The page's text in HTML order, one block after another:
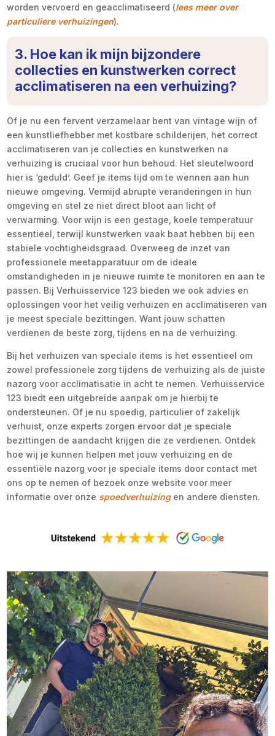
worden vervoerd en geacclimatiseerd (lees meer over
particuliere verhuizingen).
3. Hoe kan ik mijn bijzondere
collecties en kunstwerken correct
acclimatiseren na een verhuizing?
Of je nu een fervent verzamelaar bent van vintage wijn of
een kunstliefhebber met kostbare schilderijen, het correct
acclimatiseren van je collecties en kunstwerken na
verhuizing is cruciaal voor hun behoud. Het sleutelwoord
hier is ‘geduld’. Geef je items tijd om te wennen aan hun
nieuwe omgeving. Vermijd abrupte veranderingen in hun
omgeving en stel ze niet direct bloot aan licht of
verwarming. Voor wijn is een gestage, koele temperatuur
essentieel, terwijl kunstwerken vaak baat hebben bij een
stabiele vochtigheidsgraad. Overweeg de inzet van
professionele meetapparatuur om de ideale
omstandigheden in je nieuwe ruimte te monitoren en aan te
passen. Bij Verhuisservice 123 bieden we ook advies en
oplossingen voor het veilig verhuizen en acclimatiseren van
je meest speciale bezittingen. Want jouw schatten
verdienen de beste zorg, tijdens en na de verhuizing.
Bij het verhuizen van speciale items is het essentieel om
zowel professionele zorg tijdens de verhuizing als de juiste
nazorg voor acclimatisatie in acht te nemen. Verhuisservice
123 biedt een uitgebreide aanpak om je hierbij te
ondersteunen. Of je nu spoedig, particulier of zakelijk
verhuist, onze experts zorgen ervoor dat je speciale
bezittingen de aandacht krijgen die ze verdienen. Ontdek
hoe wij je kunnen helpen met jouw verhuizing en de
essentiële nazorg voor je speciale items door contact met
ons op te nemen of bezoek onze website voor meer
informatie over onze spoedverhuizingen andere diensten.